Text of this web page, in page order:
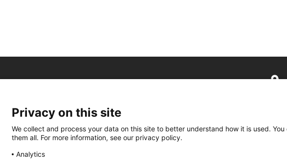
Privacy on this site
We collect and process your data on this site to better understand how it is used.
them all. For more information, see our privacy policy.
Analytics